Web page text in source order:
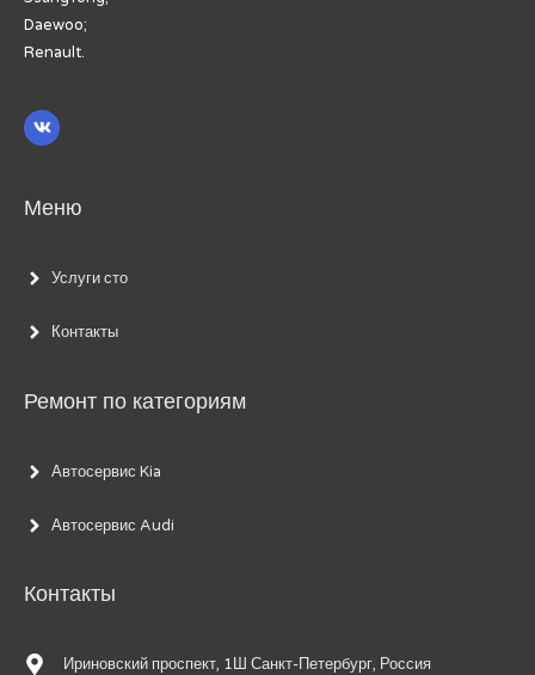
Daewoo;
Renault.
Меню
Услуги сто
Контакты
Ремонт по категориям
Автосервис Kia
Автосервис Audi
Контакты
Ириновский проспект, 1Ш Санкт-Петербург, Россия